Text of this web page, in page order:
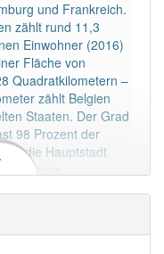
und Frankreich.
zählt rund 11,3
Einwohner (2016)
Fläche von
Quadratkilometern –
zählt Belgien
Staaten. Der Grad
98 Prozent der
ist die Hauptstadt
Weitere